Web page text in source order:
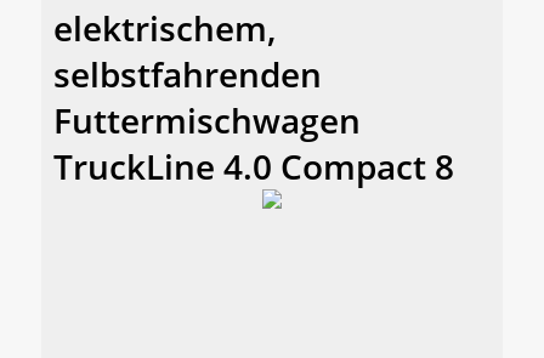
elektrischem,
selbstfahrenden
Futtermischwagen
TruckLine 4.0 Compact 8